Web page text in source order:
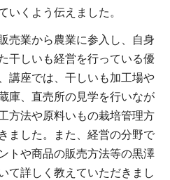
いくよう伝えました。
売業から農業に参入し、自身
干しいも経営を行っている優
講座では、干しいも加工場や
庫、直売所の見学を行いなが
方法や原料いもの栽培管理方
ました。また、経営の分野で
トや商品の販売方法等の黒澤
て詳しく教えていただきまし